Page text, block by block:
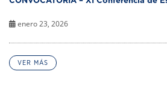
enero 23, 2026
VER MÁS